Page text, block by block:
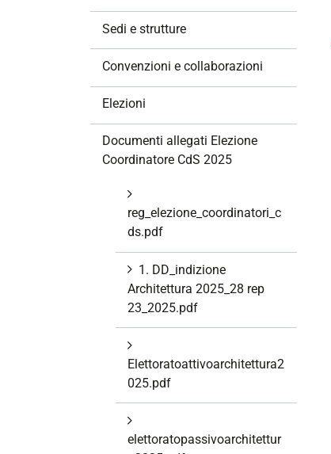
Sedi e strutture
Convenzioni e collaborazioni
Elezioni
Documenti allegati Elezione
Coordinatore CdS 2025
reg_elezione_coordinatori_c
ds.pdf
1. DD_indizione
Architettura 2025_28 rep
23_2025.pdf
Elettoratoattivoarchitettura2
025.pdf
elettoratopassivoarchitettur